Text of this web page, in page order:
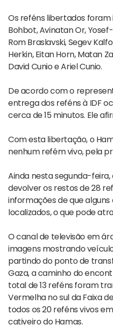
Os reféns libertados
Bohbot, Avinatan Or,
Rom Braslavski, Segev
Herkin, Eitan Horn, Matan
David Cunio e Ariel Cunio.
De acordo com o
entrega dos reféns à IDF
cerca de 15 minutos. Ele
Com esta libertação, o
nenhum refém vivo, pela
Ainda nesta segunda-
devolver os restos de 28
informações de que
localizados, o que pode
O canal de televisão em
imagens mostrando
partindo do ponto de
Gaza, a caminho do
total de 13 reféns foram
Vermelha no sul da Faixa
todos os 20 reféns vivos
cativeiro do Hamas.